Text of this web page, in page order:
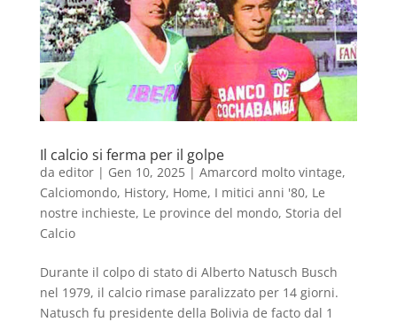
Il calcio si ferma per il golpe
da editor| Gen 10, 2025| Amarcord molto vintage,
Calciomondo, History, Home, I mitici anni '80, Le
nostre inchieste, Le province del mondo, Storia del
Calcio
Durante il colpo di stato di Alberto Natusch Busch
nel 1979, il calcio rimase paralizzato per 14 giorni.
Natusch fu presidente della Bolivia de facto dal 1